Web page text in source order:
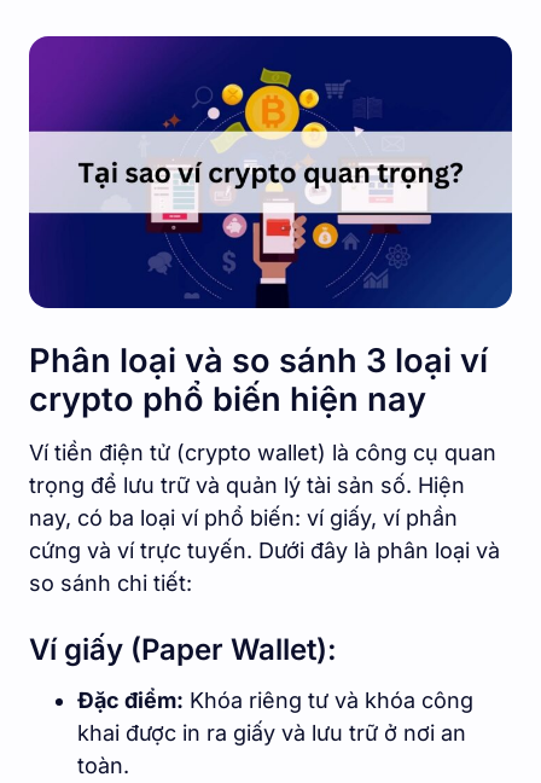
Phân loại và so sánh 3 loại ví
crypto phổ biến hiện nay
Ví tiền điện tử (crypto wallet) là công cụ quan
trọng để lưu trữ và quản lý tài sản số. Hiện
nay, có ba loại ví phổ biến: ví giấy, ví phần
cứng và ví trực tuyến. Dưới đây là phân loại và
so sánh chi tiết:
Ví giấy (Paper Wallet):
Đặc điểm: Khóa riêng tư và khóa công
khai được in ra giấy và lưu trữ ở nơi an
toàn.